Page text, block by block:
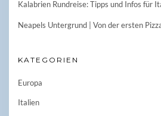
Kalabrien Rundreise: Tipps und Infos für
Neapels Untergrund | Von der ersten
KATEGORIEN
Europa
Italien